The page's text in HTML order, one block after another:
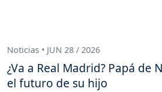
Noticias • JUN 28 / 2026
¿Va a Real Madrid? Papá de
el futuro de su hijo